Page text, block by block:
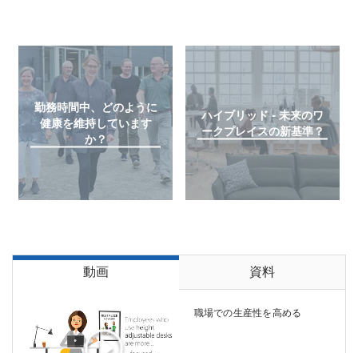
勤務時間中、どのように
健康を維持しています
か？
ハイブリッド - 未来のワ
ークプレイスの新基準？
動画 資料
職場での生産性を高める